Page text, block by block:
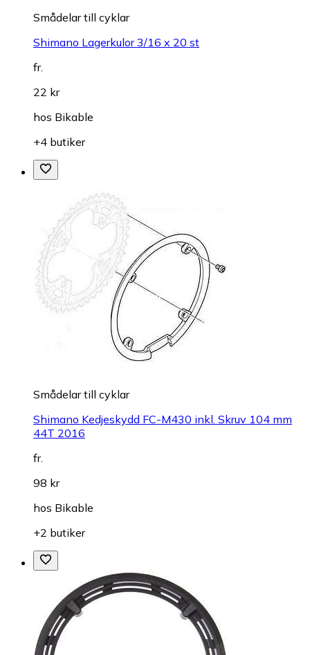
Smådelar till cyklar
Shimano Lagerkulor 3/16 x 20 st
fr.
22 kr
hos Bikable
+4 butiker
Smådelar till cyklar
Shimano Kedjeskydd FC-M430 inkl. Skruv 104 mm
44T 2016
fr.
98 kr
hos Bikable
+2 butiker